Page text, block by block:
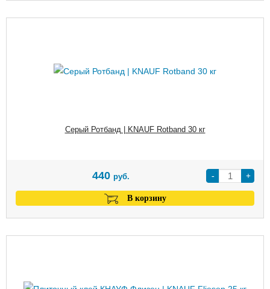
Серый Ротбанд | KNAUF Rotband 30 кг
- +
440 руб.
В корзину